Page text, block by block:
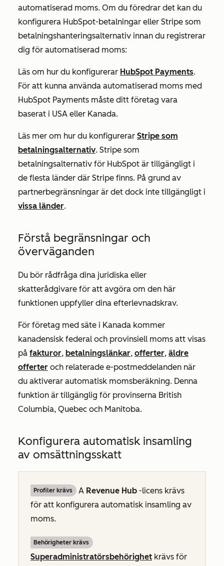
automatiserad moms. Om du föredrar det kan du
konfigurera HubSpot-betalningar eller Stripe som
betalningshanteringsalternativ innan du registrerar
dig för automatiserad moms:
Läs om hur du konfigurerar HubSpot Payments.
För att kunna använda automatiserad moms med
HubSpot Payments måste ditt företag vara
baserat i USA eller Kanada.
Läs mer om hur du konfigurerar Stripe som
betalningsalternativ. Stripe som
betalningsalternativ för HubSpot är tillgängligt i
de flesta länder där Stripe finns. På grund av
partnerbegränsningar är det dock inte tillgängligt i
vissa länder.
Förstå begränsningar och
överväganden
Du bör rådfråga dina juridiska eller
skatterådgivare för att avgöra om den här
funktionen uppfyller dina efterlevnadskrav.
För företag med säte i Kanada kommer
kanadensisk federal och provinsiell moms att visas
på fakturor, betalningslänkar, offerter, äldre
offerter och relaterade e-postmeddelanden när
du aktiverar automatisk momsberäkning. Denna
funktion är tillgänglig för provinserna British
Columbia, Quebec och Manitoba.
Konfigurera automatisk insamling
av omsättningsskatt
Profiler krävs A Revenue Hub -licens krävs
för att konfigurera automatisk insamling av
moms.
Behörigheter krävs
Superadministratörsbehörighet krävs för